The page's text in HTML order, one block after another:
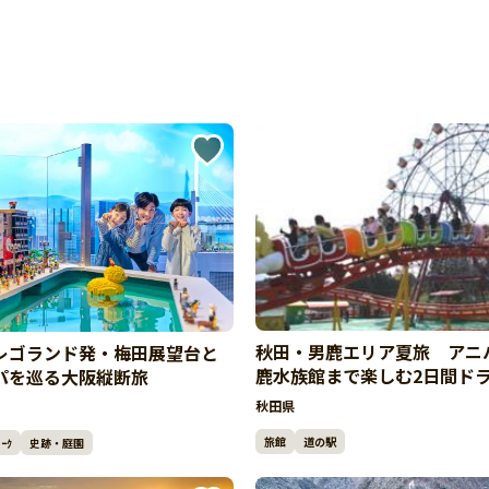
ゴランド発・梅田展望台と
を巡る大阪縦断旅
ｸ 史跡・庭園
秋田・男鹿エリア夏旅 アニ
鹿水族館まで楽しむ2日間ド
秋田県
旅館 道の駅